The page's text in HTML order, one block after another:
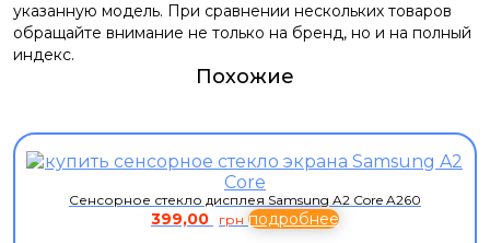
указанную модель. При сравнении нескольких товаров
обращайте внимание не только на бренд, но и на полный
индекс.
Похожие
Сенсорное стекло дисплея Samsung A2 Core A260
399,00 грн подробнее